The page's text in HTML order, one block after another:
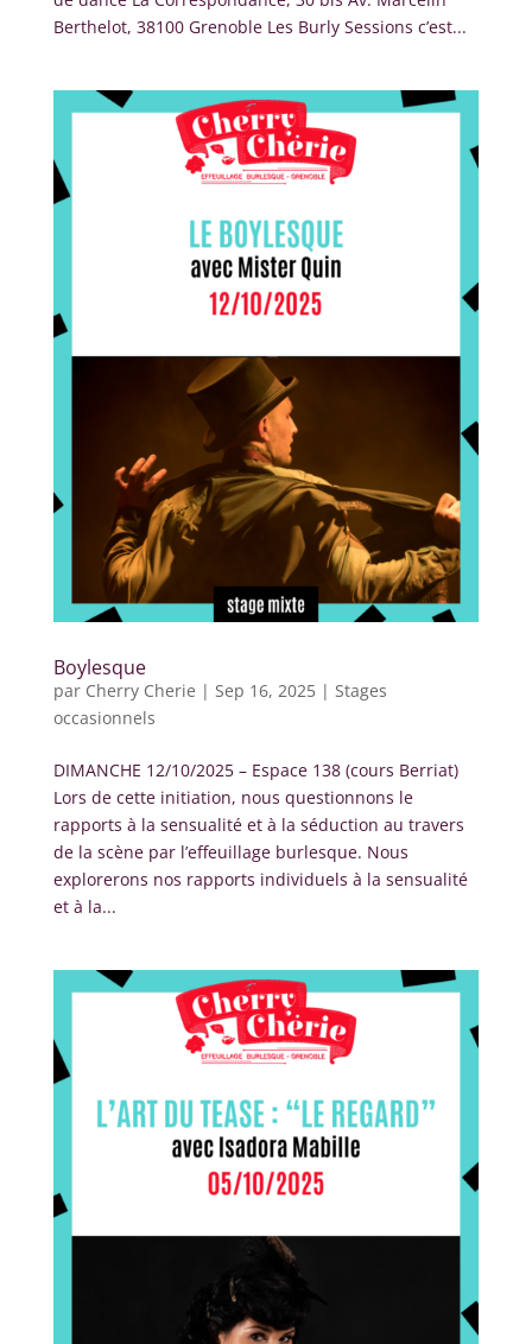
Berthelot, 38100 Grenoble Les Burly Sessions c’est...
Boylesque
par Cherry Cherie | Sep 16, 2025| Stages
occasionnels
DIMANCHE 12/10/2025 – Espace 138 (cours Berriat)
Lors de cette initiation, nous questionnons le
rapports à la sensualité et à la séduction au travers
de la scène par l’effeuillage burlesque. Nous
explorerons nos rapports individuels à la sensualité
et à la...